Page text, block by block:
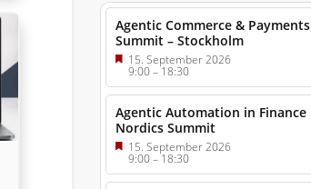
Agentic Commerce & Payments
Summit – Stockholm
15. September 2026
9:00–18:30
Agentic Automation in Finance
Nordics Summit
15. September 2026
9:00–18:30